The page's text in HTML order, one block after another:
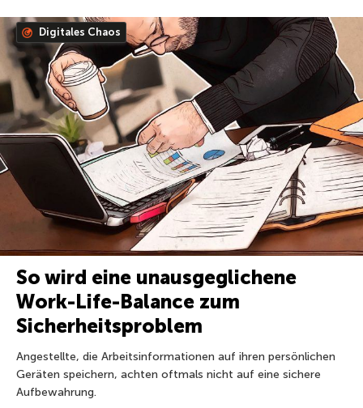
Digitales Chaos
So wird eine unausgeglichene
Work-Life-Balance zum
Sicherheitsproblem
Angestellte, die Arbeitsinformationen auf ihren persönlichen
Geräten speichern, achten oftmals nicht auf eine sichere
Aufbewahrung.